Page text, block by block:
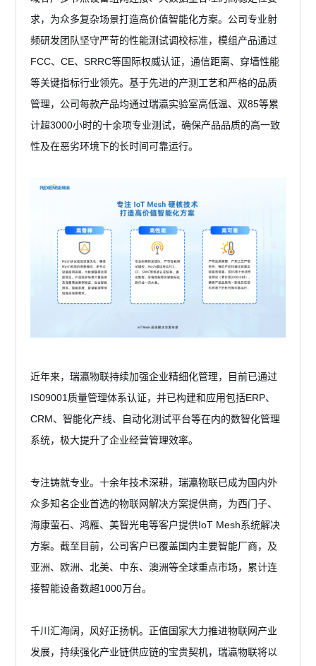
求，为众多复杂场景打造高价值智能化方案。公司专业射
频研发团队坚守严苛的性能测试调校标准，模组产品通过
FCC、CE、SRRC等国际权威认证，通信距离、穿墙性能
等关键指标行业领先。基于先进的产测工艺和严格的品质
管理，公司每款产品均通过瑞瀛实验室高低温、双85等累
计超3000小时的十余项专业测试，确保产品品质的高一致
性及在恶劣环境下的长时间可靠运行。
近年来，瑞瀛物联持续加强企业精细化管理，目前已通过
IS09001质量管理体系认证，并已构建和应用包括ERP、
CRM、智能化产线、自动化测试平台等在内的数智化管理
系统，极大提升了企业经营管理效率。
专注铸就专业。十余年技术深耕，瑞瀛物联已成为国内外
众多知名企业首选的物联网解决方案提供商，为西门子、
海康萤石、鸿雁、美智光电等客户提供IoT Mesh系统解决
方案。截至目前，公司客户已覆盖国内主要智能厂商，及
亚洲、欧洲、北美、中东、澳洲等全球重点市场，累计连
接智能设备数超1000万台。
千川汇海阔，风好正扬帆。正值国家大力推进物联网产业
发展，持续强化产业链供应链的宝贵契机，瑞瀛物联将以